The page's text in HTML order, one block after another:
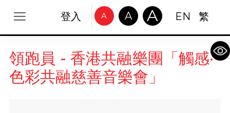
登入 A A A EN 繁
領跑員 - 香港共融樂團「觸感‧
色彩共融慈善音樂會」